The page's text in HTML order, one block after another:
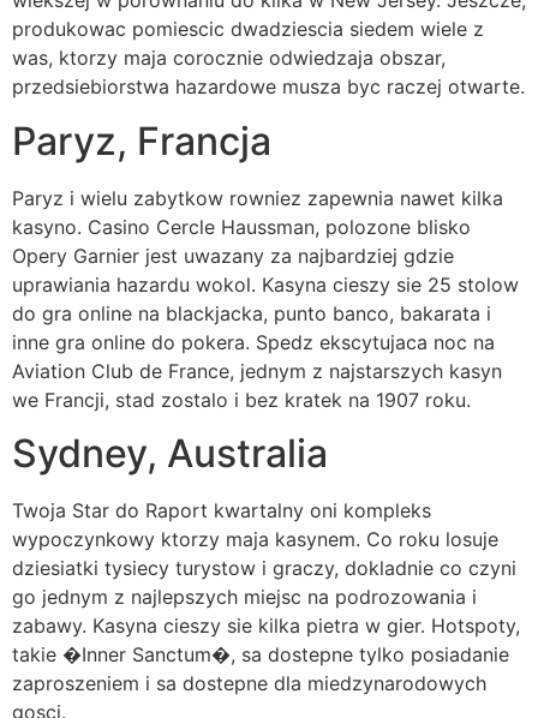
produkowac pomiescic dwadziescia siedem wiele z
was, ktorzy maja corocznie odwiedzaja obszar,
przedsiebiorstwa hazardowe musza byc raczej otwarte.
Paryz, Francja
Paryz i wielu zabytkow rowniez zapewnia nawet kilka
kasyno. Casino Cercle Haussman, polozone blisko
Opery Garnier jest uwazany za najbardziej gdzie
uprawiania hazardu wokol. Kasyna cieszy sie 25 stolow
do gra online na blackjacka, punto banco, bakarata i
inne gra online do pokera. Spedz ekscytujaca noc na
Aviation Club de France, jednym z najstarszych kasyn
we Francji, stad zostalo i bez kratek na 1907 roku.
Sydney, Australia
Twoja Star do Raport kwartalny oni kompleks
wypoczynkowy ktorzy maja kasynem. Co roku losuje
dziesiatki tysiecy turystow i graczy, dokladnie co czyni
go jednym z najlepszych miejsc na podrozowania i
zabawy. Kasyna cieszy sie kilka pietra w gier. Hotspoty,
takie �Inner Sanctum�, sa dostepne tylko posiadanie
zaproszeniem i sa dostepne dla miedzynarodowych
gosci.